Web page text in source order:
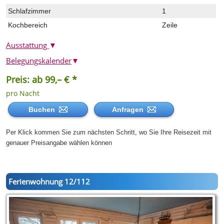
Schlafzimmer
1
Kochbereich
Zeile
Ausstattung ▼
Preis: ab 99,– € *
pro Nacht
Buchen Anfragen
Per Klick kommen Sie zum nächsten Schritt, wo Sie Ihre Reisezeit mit
genauer Preisangabe wählen können
Belegungskalender▼
Ferienwohnung 12/112